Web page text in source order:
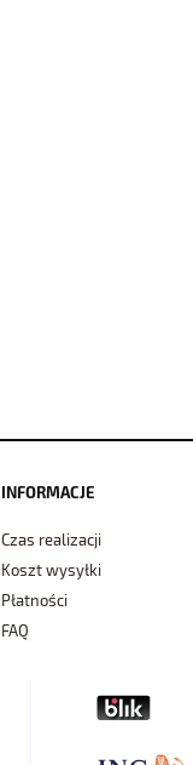
INFORMACJE
Czas realizacji
Koszt wysyłki
Płatności
FAQ